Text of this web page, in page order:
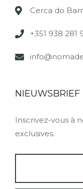
Cerca do
+351 938 281
NIEUWSBRIEF
Inscrivez-vous à
exclusives.